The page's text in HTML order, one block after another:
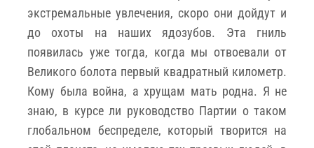
экстремальные увлечения, скоро они дойдут и
до охоты на наших ядозубов. Эта гниль
появилась уже тогда, когда мы отвоевали от
Великого болота первый квадратный километр.
Кому была война, а хрущам мать родна. Я не
знаю, в курсе ли руководство Партии о таком
глобальном беспределе, который творится на